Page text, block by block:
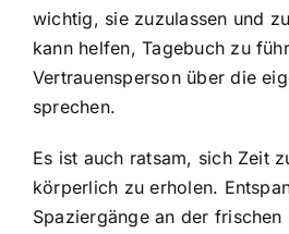
wichtig, sie zuzulassen und
kann helfen, Tagebuch zu
Vertrauensperson über die
sprechen.
Es ist auch ratsam, sich Zeit
körperlich zu erholen.
Spaziergänge an der frischen